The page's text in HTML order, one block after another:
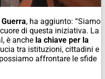
, ha aggiunto: “Siamo
di questa iniziativa. La
è anche la chiave per la
tra istituzioni, cittadini e
affrontare le sfide